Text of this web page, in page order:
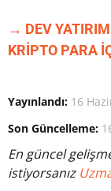
→ DEV
KRİPTO PARA
Yayınlandı: 16
Son Güncelleme:
En güncel
istiyorsanız